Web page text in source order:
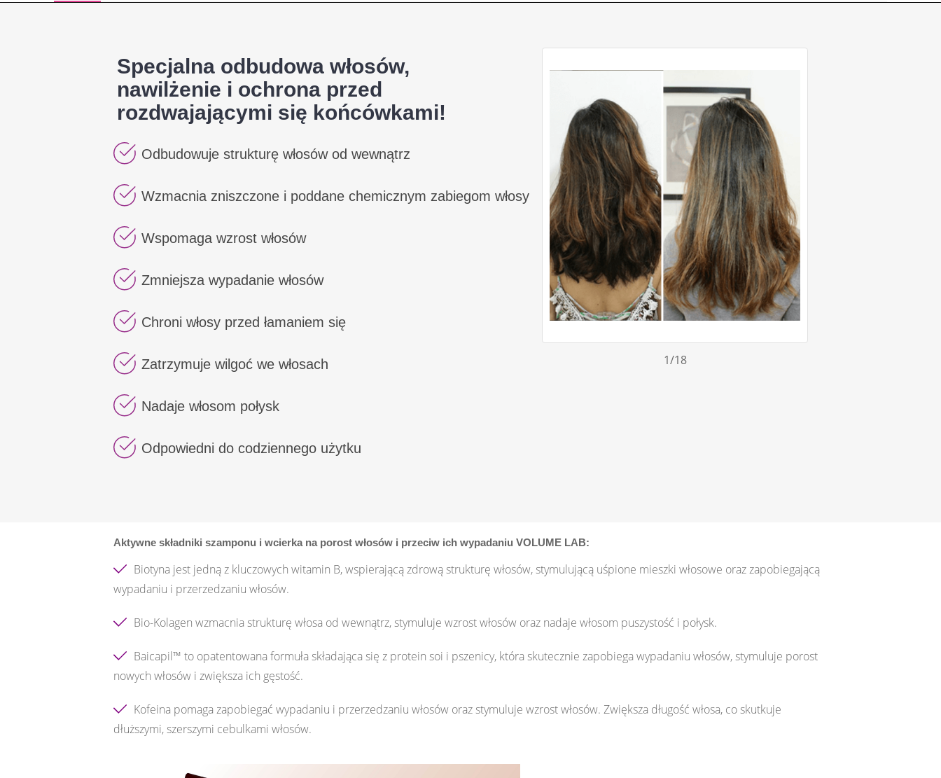
Specjalna odbudowa włosów,
nawilżenie i ochrona przed
rozdwajającymi się końcówkami!
Odbudowuje strukturę włosów od wewnątrz
Wzmacnia zniszczone i poddane chemicznym zabiegom włosy
Wspomaga wzrost włosów
Zmniejsza wypadanie włosów
Chroni włosy przed łamaniem się
Zatrzymuje wilgoć we włosach
Nadaje włosom połysk
Odpowiedni do codziennego użytku
1/18
Aktywne składniki szamponu i wcierka na porost włosów i przeciw ich wypadaniu VOLUME LAB:
Biotyna jest jedną z kluczowych witamin B, wspierającą zdrową strukturę włosów, stymulującą uśpione mieszki włosowe oraz zapobiegającą
wypadaniu i przerzedzaniu włosów.
Bio-Kolagen wzmacnia strukturę włosa od wewnątrz, stymuluje wzrost włosów oraz nadaje włosom puszystość i połysk.
Baicapil™ to opatentowana formuła składająca się z protein soi i pszenicy, która skutecznie zapobiega wypadaniu włosów, stymuluje porost
nowych włosów i zwiększa ich gęstość.
Kofeina pomaga zapobiegać wypadaniu i przerzedzaniu włosów oraz stymuluje wzrost włosów. Zwiększa długość włosa, co skutkuje
dłuższymi, szerszymi cebulkami włosów.